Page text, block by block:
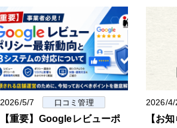
2026/5/7 口コミ管理
【重要】Googleレビューポ
2026/4/
【お